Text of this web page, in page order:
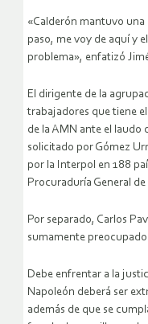
«Calderón mantuvo
paso, me voy de aquí y
problema», enfatizó
El dirigente de la
trabajadores que tiene
de la AMN ante el laudo
solicitado por Gómez
por la Interpol en 188
Procuraduría General de
Por separado, Carlos
sumamente
Debe enfrentar a la
Napoleón deberá ser
además de que se